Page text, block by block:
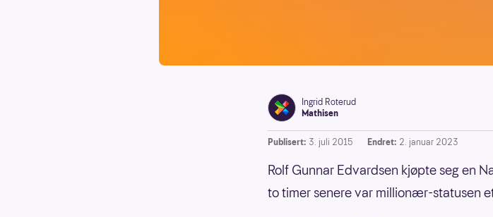
Ingrid Roterud
Mathisen
Publisert: 3. juli 2015 Endret: 2. januar 2023
Rolf Gunnar Edvardsen kjøpte seg en
to timer senere var millionær-statusen